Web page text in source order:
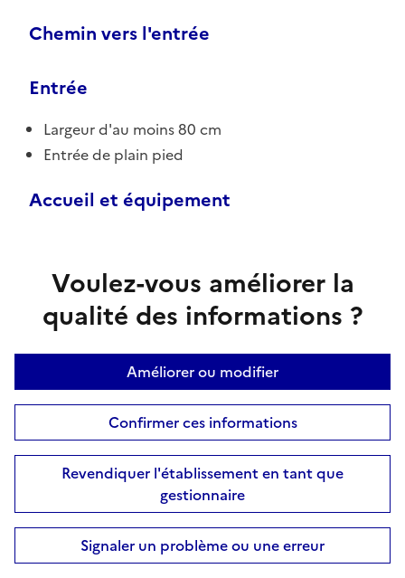
Chemin vers l'entrée
Entrée
Largeur d'au moins 80 cm
Entrée de plain pied
Accueil et équipement
Voulez-vous améliorer la
qualité des informations ?
Améliorer ou modifier
Confirmer ces informations
Revendiquer l'établissement en tant que
gestionnaire
Signaler un problème ou une erreur